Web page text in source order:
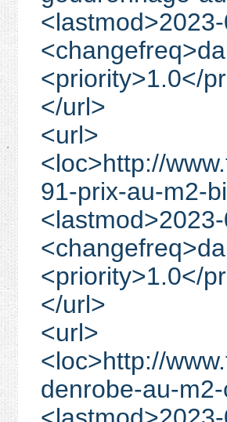
<priority>1.0</
</url>
<url>
<loc>http://
91-prix-au-m2-
<priority>1.0</
</url>
<url>
<loc>http://
denrobe-au-